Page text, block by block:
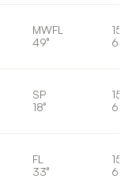
MWFL
49°
SP
18°
FL
33°